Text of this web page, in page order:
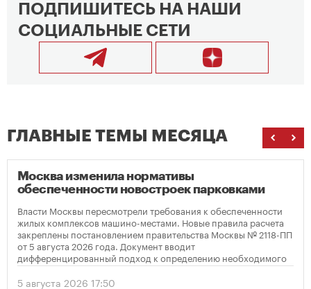
ПОДПИШИТЕСЬ НА НАШИ
СОЦИАЛЬНЫЕ СЕТИ
ГЛАВНЫЕ ТЕМЫ МЕСЯЦА
Москва изменила нормативы
обеспеченности новостроек парковками
Власти Москвы пересмотрели требования к обеспеченности
жилых комплексов машино-местами. Новые правила расчета
закреплены постановлением правительства Москвы № 2118-ПП
от 5 августа 2026 года. Документ вводит
дифференцированный подход к определению необходимого
количества парковок в зависимости от площади квартир и
устанавливает переходный период для уже согласованных
5 августа 2026 17:50